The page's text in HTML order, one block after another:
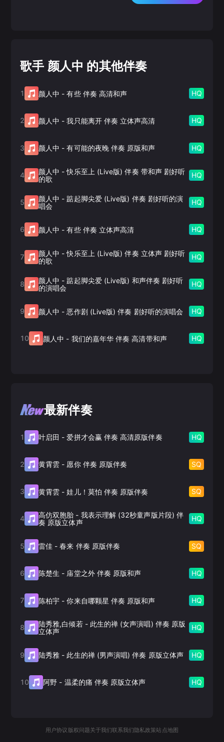
歌手 颜人中 的其他伴奏
1 颜人中 -有些 伴奏 高清和声 HQ
2 颜人中 -我只能离开 伴奏 立体声高清 HQ
3 颜人中 -有可能的夜晚 伴奏 原版和声 HQ
4 颜人中 -快乐至上 (Live版) 伴奏 带和声 剧好听
的歌
HQ
5 颜人中 - 踮起脚尖爱 (Live版) 伴奏 剧好听的演
唱会
HQ
6 颜人中 -有些 伴奏 立体声高清 HQ
7 颜人中 -快乐至上 (Live版) 伴奏 立体声 剧好听
的歌
HQ
8 颜人中 - 踮起脚尖爱 (Live版) 和声伴奏 剧好听
的演唱会
HQ
9 颜人中 -恶作剧 (Live版) 伴奏 剧好听的演唱会 HQ
10 颜人中 - 我们的嘉年华 伴奏 高清带和声 HQ
最新伴奏
1 叶启田 -爱拼才会赢 伴奏 高清原版伴奏 HQ
2 黄霄雲 - 愿你 伴奏 原版伴奏 SQ
3 黄霄雲 -娃儿！莫怕 伴奏 原版伴奏 SQ
4 高仿双胞胎 - 我表示理解 (32秒童声版片段) 伴
奏 原版立体声
HQ
5 雷佳 -春来 伴奏 原版伴奏 SQ
6 陈楚生 - 庙堂之外 伴奏 原版和声 HQ
7 陈柏宇 -你来自哪颗星 伴奏 原版和声 HQ
8 陆秀雅,白倾若- 此生的禅 (女声演唱) 伴奏 原版
立体声
HQ
9 陆秀雅 - 此生的禅 (男声演唱) 伴奏 原版立体声 HQ
10 阿野 - 温柔的痛 伴奏 原版立体声 HQ
用户协议 版权问题关于我们联系我们 隐私政策站点地图